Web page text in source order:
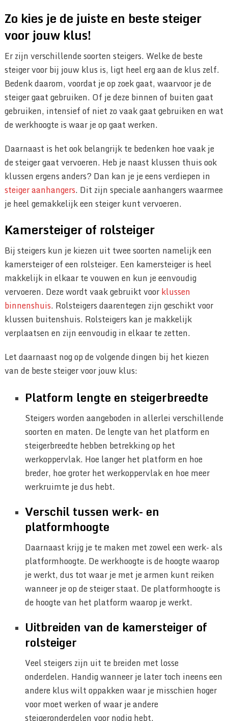
Zo kies je de juiste en beste steiger
voor jouw klus!
Er zijn verschillende soorten steigers. Welke de beste
steiger voor bij jouw klus is, ligt heel erg aan de klus zelf.
Bedenk daarom, voordat je op zoek gaat, waarvoor je de
steiger gaat gebruiken. Of je deze binnen of buiten gaat
gebruiken, intensief of niet zo vaak gaat gebruiken en wat
de werkhoogte is waar je op gaat werken.
Daarnaast is het ook belangrijk te bedenken hoe vaak je
de steiger gaat vervoeren. Heb je naast klussen thuis ook
klussen ergens anders? Dan kan je je eens verdiepen in
steiger aanhangers. Dit zijn speciale aanhangers waarmee
je heel gemakkelijk een steiger kunt vervoeren.
Kamersteiger of rolsteiger
Bij steigers kun je kiezen uit twee soorten namelijk een
kamersteiger of een rolsteiger. Een kamersteiger is heel
makkelijk in elkaar te vouwen en kun je eenvoudig
vervoeren. Deze wordt vaak gebruikt voorklussen
binnenshuis. Rolsteigers daarentegen zijn geschikt voor
klussen buitenshuis. Rolsteigers kan je makkelijk
verplaatsen en zijn eenvoudig in elkaar te zetten.
Let daarnaast nog op de volgende dingen bij het kiezen
van de beste steiger voor jouw klus:
Platform lengte en steigerbreedte
Steigers worden aangeboden in allerlei verschillende
soorten en maten. De lengte van het platform en
steigerbreedte hebben betrekking op het
werkoppervlak. Hoe langer het platform en hoe
breder, hoe groter het werkoppervlak en hoe meer
werkruimte je dus hebt.
Verschil tussen werk- en
platformhoogte
Daarnaast krijg je te maken met zowel een werk- als
platformhoogte. De werkhoogte is de hoogte waarop
je werkt, dus tot waar je met je armen kunt reiken
wanneer je op de steiger staat. De platformhoogte is
de hoogte van het platform waarop je werkt.
Uitbreiden van de kamersteiger of
rolsteiger
Veel steigers zijn uit te breiden met losse
onderdelen. Handig wanneer je later toch ineens een
andere klus wilt oppakken waar je misschien hoger
voor moet werken of waar je andere
steigeronderdelen voor nodig hebt.